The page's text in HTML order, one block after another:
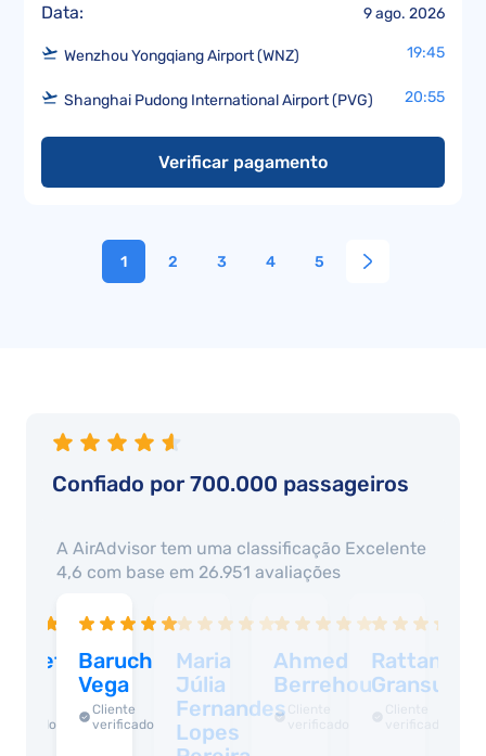
Data: 9 ago. 2026
Wenzhou Yongqiang Airport (WNZ) 19:45
Shanghai Pudong International Airport (PVG) 20:55
Verificar pagamento
1 2 3 4 5
Confiado por 700.000 passageiros
A AirAdvisor tem uma classificação Excelente
4,6 com base em 26.951 avaliações
Baruch
Vega
Cliente
verificado
Maria
Júlia
Fernandes
Lopes
Ahmed
Berrehou